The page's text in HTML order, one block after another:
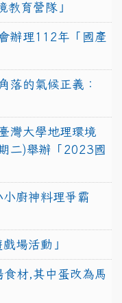
教育營隊」
辦理112年「國產
落的氣候正義：
灣大學地理環境
二)舉辦「2023國
廚神料理爭霸
場活動」
材,其中蛋改為馬